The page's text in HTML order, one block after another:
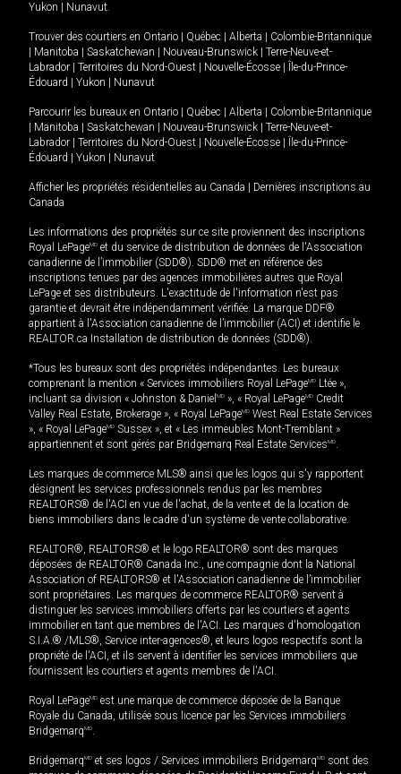
Yukon
Nunavut.
Trouver des courtiers en Ontario Québec Alberta
Colombie-Britannique
Manitoba Saskatchewan Nouveau-Brunswick
Terre-Neuve-et-
Labrador
Territoires du Nord-Ouest Nouvelle-Écosse
Île-du-Prince-
Édouard
Yukon Nunavut
Parcourir les bureaux en Ontario Québec Alberta
Colombie-Britannique
Manitoba Saskatchewan Nouveau-Brunswick
Terre-Neuve-et-
Labrador
Territoires du Nord-Ouest Nouvelle-Écosse
Île-du-Prince-
Édouard
Yukon Nunavut
Afficher les propriétés résidentielles au Canada
Dernières inscriptions au
Canada
Les informations des propriétés sur ce site proviennent des inscriptions
Royal LePageMD et du service de distribution de données de l'Association
canadienne de l’immobilier (SDD®). SDD® met en référence des
inscriptions tenues par des agences immobilières autres que Royal
LePage et ses distributeurs. L'exactitude de l'information n'est pas
garantie et devrait être indépendamment vérifiée. La marque DDF®
appartient à l'Association canadienne de l’immobilier (ACI) et identifie le
REALTOR.ca Installation de distribution de données (SDD®).
*Tous les bureaux sont des propriétés indépendantes. Les bureaux
comprenant la mention « Services immobiliers Royal LePageMD Ltée »,
incluant sa division « Johnston & Daniel MD », « Royal LePageMD Credit
Valley Real Estate, Brokerage », « Royal LePageMD West Real Estate Services
», « Royal LePageMD Sussex », et « Les immeubles Mont-Tremblant »
appartiennent et sont gérés par Bridgemarq Real Estate ServicesMD.
Les marques de commerce MLS® ainsi que les logos qui s'y rapportent
désignent les services professionnels rendus par les membres
REALTORS® de l'ACI en vue de l'achat, de la vente et de la location de
biens immobiliers dans le cadre d'un système de vente collaborative.
REALTOR®, REALTORS® et le logo REALTOR® sont des marques
déposées de REALTOR® Canada Inc., une compagnie dont la National
Association of REALTORS® et l'Association canadienne de l’immobilier
sont propriétaires. Les marques de commerce REALTOR® servent à
distinguer les services immobiliers offerts par les courtiers et agents
immobilier en tant que membres de l'ACI. Les marques d'homologation
S.I.A.® /MLS®, Service inter-agences®, et leurs logos respectifs sont la
propriété de l'ACI, et ils servent à identifier les services immobiliers que
fournissent les courtiers et agents membres de l'ACI.
Royal LePageMD est une marque de commerce déposée de la Banque
Royale du Canada, utilisée sous licence par les Services immobiliers
BridgemarqMD.
BridgemarqMD et ses logos / Services immobiliers BridgemarqMD sont des